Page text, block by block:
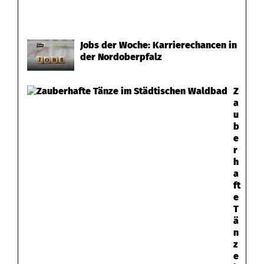
Jobs der Woche: Karrierechancen in
der Nordoberpfalz
Z
a
u
b
e
r
h
a
ft
e
T
ä
n
z
e